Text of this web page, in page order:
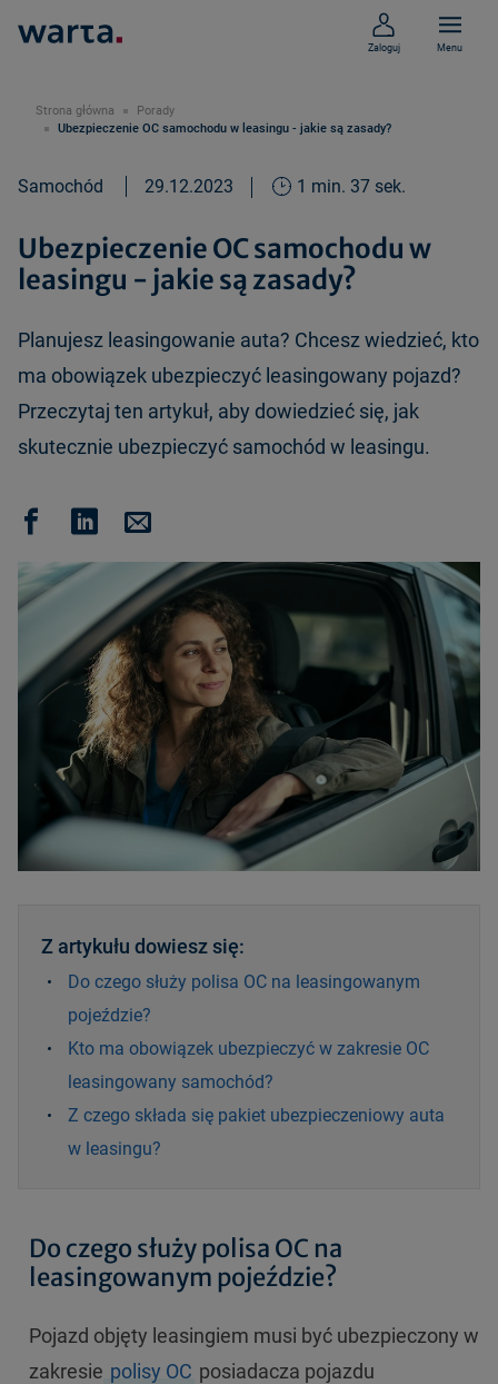
Zaloguj Menu
Strona główna
Porady
Ubezpieczenie OC samochodu w leasingu - jakie są zasady?
Samochód 29.12.2023 1 min. 37 sek.
Ubezpieczenie OC samochodu w
leasingu - jakie są zasady?
Planujesz leasingowanie auta? Chcesz wiedzieć, kto
ma obowiązek ubezpieczyć leasingowany pojazd?
Przeczytaj ten artykuł, aby dowiedzieć się, jak
skutecznie ubezpieczyć samochód w leasingu.
Z artykułu dowiesz się:
Do czego służy polisa OC na leasingowanym
pojeździe?
Kto ma obowiązek ubezpieczyć w zakresie OC
leasingowany samochód?
Z czego składa się pakiet ubezpieczeniowy auta
w leasingu?
Do czego służy polisa OC na
leasingowanym pojeździe?
Pojazd objęty leasingiem musi być ubezpieczony w
zakresie polisy OC posiadacza pojazdu